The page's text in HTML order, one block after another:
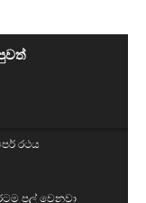
රථය
පල් වෙනවා